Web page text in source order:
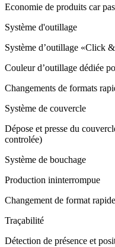
Economie de produits car
Système d'outillage
Système d’outillage «Click
Couleur d’outillage dédiée
Changements de formats
Système de couvercle
Dépose et presse du
controlée)
Système de bouchage
Production ininterrompue
Changement de format rapide
Traçabilité
Détection de présence et